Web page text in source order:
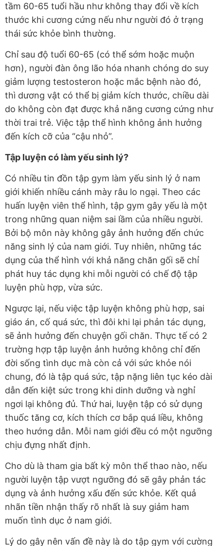
tầm 60-65 tuổi hầu như không thay đổi về kích
thước khi cương cứng nếu như người đó ở trạng
thái sức khỏe bình thường.
Chỉ sau độ tuổi 60-65 (có thể sớm hoặc muộn
hơn), người đàn ông lão hóa nhanh chóng do suy
giảm lượng testosteron hoặc mắc bệnh nào đó,
thì dương vật có thể bị giảm kích thước, chiều dài
do không còn đạt được khả năng cương cứng như
thời trai trẻ. Việc tập thể hình không ảnh hưởng
đến kích cỡ của “cậu nhỏ”.
Tập luyện có làm yếu sinh lý?
Có nhiều tin đồn tập gym làm yếu sinh lý ở nam
giới khiến nhiều cánh mày râu lo ngại. Theo các
huấn luyện viên thể hình, tập gym gây yếu là một
trong những quan niệm sai lầm của nhiều người.
Bởi bộ môn này không gây ảnh hưởng đến chức
năng sinh lý của nam giới. Tuy nhiên, những tác
dụng của thể hình với khả năng chăn gối sẽ chỉ
phát huy tác dụng khi mỗi người có chế độ tập
luyện phù hợp, vừa sức.
Ngược lại, nếu việc tập luyện không phù hợp, sai
giáo án, cố quá sức, thì đôi khi lại phản tác dụng,
sẽ ảnh hưởng đến chuyện gối chăn. Thực tế có 2
trường hợp tập luyện ảnh hưởng không chỉ đến
đời sống tình dục mà còn cả với sức khỏe nói
chung, đó là tập quá sức, tập nặng liên tục kéo dài
dẫn đến kiệt sức trong khi dinh dưỡng và nghỉ
ngơi lại không đủ. Thứ hai, luyện tập có sử dụng
thuốc tăng cơ, kích thích cơ bắp quá liều, không
theo hướng dẫn. Mỗi nam giới đều có một ngưỡng
chịu đựng nhất định.
Cho dù là tham gia bất kỳ môn thể thao nào, nếu
người luyện tập vượt ngưỡng đó sẽ gây phản tác
dụng và ảnh hưởng xấu đến sức khỏe. Kết quả
nhãn tiền nhận thấy rõ nhất là suy giảm ham
muốn tình dục ở nam giới.
Lý do gây nên vấn đề này là do tập gym với cường